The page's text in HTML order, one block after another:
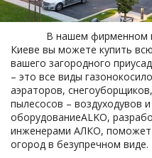
В нашем фирменном
Киеве вы можете купить
вашего загородного
– это все виды
аэраторов,
пылесосов – воздуходувов
оборудованиеALKO,
инженерами АЛКО,
огород в безупречном виде.